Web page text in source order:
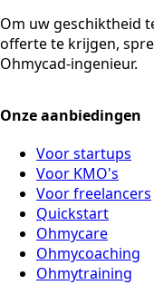
Om uw geschiktheid
offerte te krijgen,
Ohmycad-ingenieur.
Onze aanbiedingen
Voor startups
Voor KMO's
Voor freelancers
Quickstart
Ohmycare
Ohmycoaching
Ohmytraining